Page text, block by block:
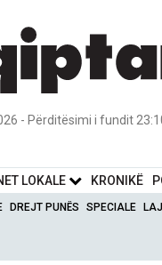
- Përditësimi i fundit
LOKALE KRONIKË
DREJT PUNËS SPECIALE